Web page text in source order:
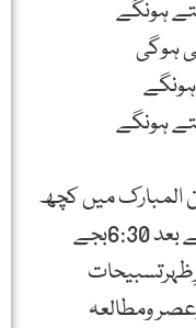
ہونگے
ہوگی
ہونگے
المبارک میں کچھ
یوں ہوتے ہیں سحری کی نشریات کے بعد 6:30بجے
تک نمازِظہرتسبیحات
ومطالعہ